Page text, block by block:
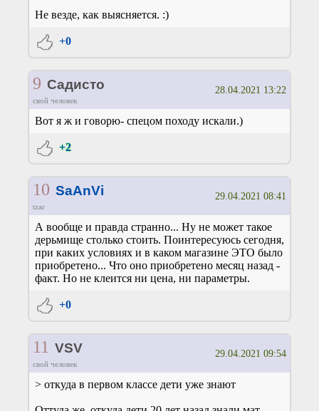
Не везде, как выясняется. :)
+0
9 Садисто
свой человек
28.04.2021 13:22
Вот я ж и говорю- спецом походу искали.)
+2
10 SaAnVi
tzar
29.04.2021 08:41
А вообще и правда странно... Ну не может такое
дерьмище столько стоить. Поинтересуюсь сегодня,
при каких условиях и в каком магазине ЭТО было
приобретено... Что оно приобретено месяц назад -
факт. Но не клеится ни цена, ни параметры.
+0
11 VSV
свой человек
29.04.2021 09:54
> откуда в первом классе дети уже знают